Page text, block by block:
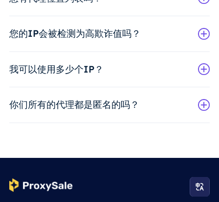
您的IP会被检测为高欺诈值吗？
我可以使用多少个IP？
你们所有的代理都是匿名的吗？